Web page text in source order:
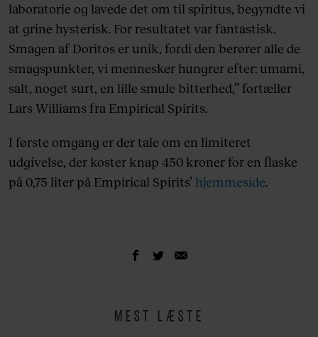
laboratorie og lavede det om til spiritus, begyndte vi
at grine hysterisk. For resultatet var fantastisk.
Smagen af Doritos er unik, fordi den berører alle de
smagspunkter, vi mennesker hungrer efter: umami,
salt, noget surt, en lille smule bitterhed,” fortæller
Lars Williams fra Empirical Spirits.
I første omgang er der tale om en limiteret
udgivelse, der koster knap 450 kroner for en flaske
på 0,75 liter på Empirical Spirits’ hjemmeside.
MEST LÆSTE